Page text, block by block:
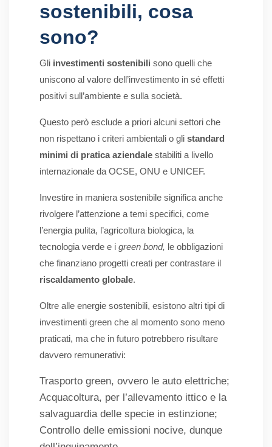
sostenibili, cosa
sono?
Gli investimenti sostenibili sono quelli che
uniscono al valore dell’investimento in sé effetti
positivi sull’ambiente e sulla società.
Questo però esclude a priori alcuni settori che
non rispettano i criteri ambientali o gli standard
minimi di pratica aziendale stabiliti a livello
internazionale da OCSE, ONU e UNICEF.
Investire in maniera sostenibile significa anche
rivolgere l’attenzione a temi specifici, come
l’energia pulita, l’agricoltura biologica, la
tecnologia verde e i green bond, le obbligazioni
che finanziano progetti creati per contrastare il
riscaldamento globale.
Oltre alle energie sostenibili, esistono altri tipi di
investimenti green che al momento sono meno
praticati, ma che in futuro potrebbero risultare
davvero remunerativi:
Trasporto green, ovvero le auto elettriche;
Acquacoltura, per l’allevamento ittico e la
salvaguardia delle specie in estinzione;
Controllo delle emissioni nocive, dunque